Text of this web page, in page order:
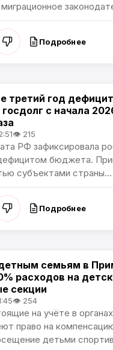
Подробнее
края
третий год
с начала
👁 215
РФ зафиксировала
бюджета.
субъектами страны...
Подробнее
края
семьям в
расходов на
секции
👁 254
на учёте в
право на
детьми